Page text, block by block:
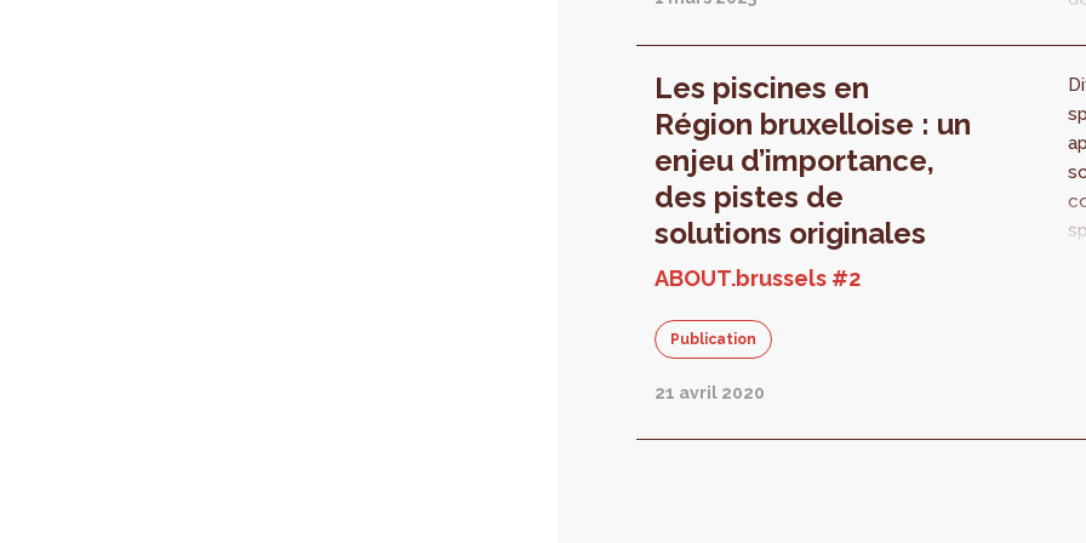
Les piscines en
Région bruxelloise : un
enjeu d’importance,
des pistes de
solutions originales
ABOUT.brussels #2
Publication
21 avril 2020